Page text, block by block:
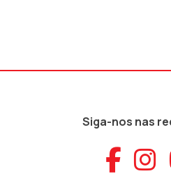
Siga-nos nas